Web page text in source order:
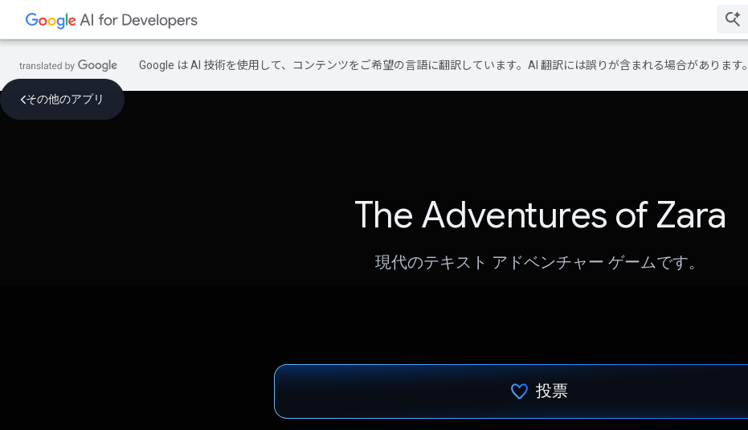
Google は AI 技術を使用して、コンテンツをご希望の言語に翻訳しています。AI 翻訳には誤りが含まれる場合があります。
その他のアプリ
The Adventures of Zara
現代のテキスト アドベンチャー ゲームです。
投票